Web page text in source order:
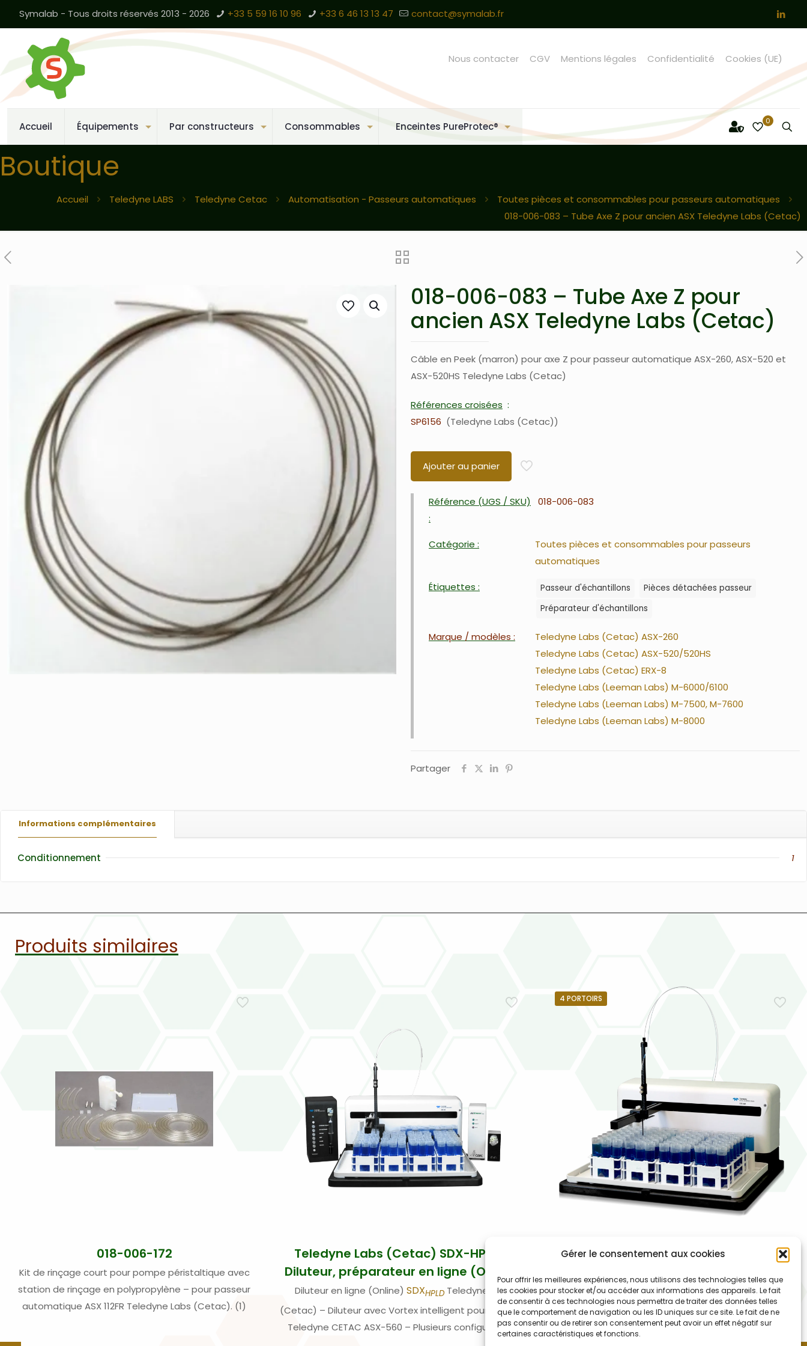
Gérer le consentement aux cookies
Pour offrir les meilleures expériences, nous utilisons des technologies telles que
les cookies pour stocker et/ou accéder aux informations des appareils. Le fait
de consentir à ces technologies nous permettra de traiter des données telles
que le comportement de navigation ou les ID uniques sur ce site. Le fait de ne
pas consentir ou de retirer son consentement peut avoir un effet négatif sur
certaines caractéristiques et fonctions.
Symalab - Tous droits réservés 2013 - 2026 +33 5 59 16 10 96 +33 6 46 13 13 47 contact@symalab.fr
Accueil Équipements Par constructeurs Consommables Enceintes PureProtec®
Nous contacter CGV Mentions légales Confidentialité Cookies (UE)
0
Boutique
Accueil Teledyne LABS Teledyne Cetac Automatisation - Passeurs automatiques
Toutes pièces et consommables pour passeurs automatiques
018-006-083 – Tube Axe Z pour ancien ASX Teledyne Labs (Cetac)
018-006-083 – Tube Axe Z pour
ancien ASX Teledyne Labs (Cetac)
Câble en Peek (marron) pour axe Z pour passeur automatique ASX-260, ASX-520 et
ASX-520HS Teledyne Labs (Cetac)
Références croisées
SP6156
Teledyne Labs (Cetac)
Ajouter au panier
Référence (UGS / SKU)
:
018-006-083
Catégorie :
Toutes pièces et consommables pour passeurs
automatiques
Étiquettes : Passeur d'échantillons
Pièces détachées passeur
Préparateur d'échantillons
Marque / modèles :
Teledyne Labs (Cetac) ASX-260
Teledyne Labs (Cetac) ASX-520/520HS
Teledyne Labs (Cetac) ERX-8
Teledyne Labs (Leeman Labs) M-6000/6100
Teledyne Labs (Leeman Labs) M-7500, M-7600
Teledyne Labs (Leeman Labs) M-8000
Partager
Informations complémentaires
Conditionnement 1
Produits similaires
018-006-172
Kit de rinçage court pour pompe péristaltique avec
station de rinçage en polypropylène – pour passeur
automatique ASX 112FR Teledyne Labs (Cetac). (1)
Teledyne Labs (Cetac) SDX-HPLD –
Diluteur, préparateur en ligne (Online)
Diluteur en ligne (Online)SDXHPLD Teledyne Labs
(Cetac) – Diluteur avec Vortex intelligent pour passeur
Teledyne CETAC ASX-560 – Plusieurs configurations
4 PORTOIRS
018-001-001 – Passeur 4 portoirs ASX-
Passeur d’échantillons Teledyne LABS (cetac) ASX-560
pilotable en coordonnées X-Y-Z ; Dimensions (L x p x h
mm) 580 x 550 x 620 – 2 ports séries – 1 port USB – 100-
240 VAC ; 47-63 Hz ; 1,9 A – Livré avec aiguilles de